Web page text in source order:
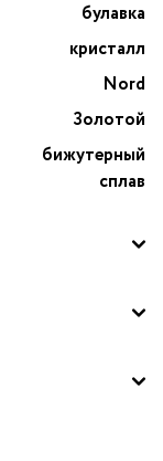
булавка
кристалл
Nord
Золотой
бижутерный
сплав
прозрачными